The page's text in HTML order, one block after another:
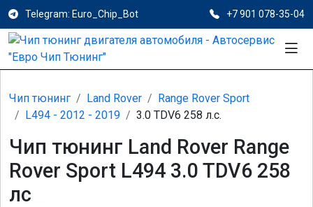
Telegram: Euro_Chip_Bot +7 901 078-35-04
Чип тюнинг Land Rover
Range Rover Sport
L494 - 2012 - 2019
3.0 TDV6 258 л.с.
Чип тюнинг Land Rover Range
Rover Sport L494 3.0 TDV6 258
лс